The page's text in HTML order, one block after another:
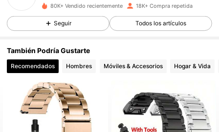
4,85 6K Seguidores
80K+ Vendido recientemente 18K+ Compra repetida
Seguir Todos los artículos
También Podría Gustarte
Recomendados Hombres Móviles & Accesorios Hogar & Vida